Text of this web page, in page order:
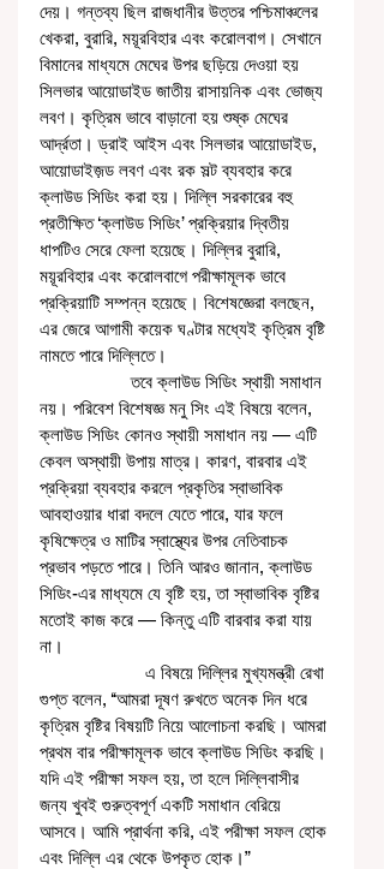
দেয়। গন্তব্য ছিল রাজধানীর উত্তর পশ্চিমাঞ্চলের
খেকরা, বুরারি, ময়ূরবিহার এবং করোলবাগ। সেখানে
বিমানের মাধ্যমে মেঘের উপর ছড়িয়ে দেওয়া হয়
সিলভার আয়োডাইড জাতীয় রাসায়নিক এবং ভোজ্য
লবণ। কৃত্রিম ভাবে বাড়ানো হয় শুষ্ক মেঘের
আর্দ্রতা। ড্রাই আইস এবং সিলভার আয়োডাইড,
আয়োডাইজ়ড লবণ এবং রক সল্ট ব্যবহার করে
ক্লাউড সিডিং করা হয়। দিল্লি সরকারের বহু
প্রতীক্ষিত ‘ক্লাউড সিডিং’ প্রক্রিয়ার দ্বিতীয়
ধাপটিও সেরে ফেলা হয়েছে। দিল্লির বুরারি,
ময়ূরবিহার এবং করোলবাগে পরীক্ষামূলক ভাবে
প্রক্রিয়াটি সম্পন্ন হয়েছে। বিশেষজ্ঞেরা বলছেন,
এর জেরে আগামী কয়েক ঘণ্টার মধ্যেই কৃত্রিম বৃষ্টি
নামতে পারে দিল্লিতে।
                   তবে ক্লাউড সিডিং স্থায়ী সমাধান
নয়। পরিবেশ বিশেষজ্ঞ মনু সিং এই বিষয়ে বলেন,
ক্লাউড সিডিং কোনও স্থায়ী সমাধান নয় — এটি
কেবল অস্থায়ী উপায় মাত্র। কারণ, বারবার এই
প্রক্রিয়া ব্যবহার করলে প্রকৃতির স্বাভাবিক
আবহাওয়ার ধারা বদলে যেতে পারে, যার ফলে
কৃষিক্ষেত্র ও মাটির স্বাস্থ্যের উপর নেতিবাচক
প্রভাব পড়তে পারে। তিনি আরও জানান, ক্লাউড
সিডিং-এর মাধ্যমে যে বৃষ্টি হয়, তা স্বাভাবিক বৃষ্টির
মতোই কাজ করে — কিন্তু এটি বারবার করা যায়
না।
গুপ্ত বলেন, ‘‘আমরা দূষণ রুখতে অনেক দিন ধরে
কৃত্রিম বৃষ্টির বিষয়টি নিয়ে আলোচনা করছি। আমরা
প্রথম বার পরীক্ষামূলক ভাবে ক্লাউড সিডিং করছি।
যদি এই পরীক্ষা সফল হয়, তা হলে দিল্লিবাসীর
জন্য খুবই গুরুত্বপূর্ণ একটি সমাধান বেরিয়ে
আসবে। আমি প্রার্থনা করি, এই পরীক্ষা সফল হোক
এবং দিল্লি এর থেকে উপকৃত হোক।”